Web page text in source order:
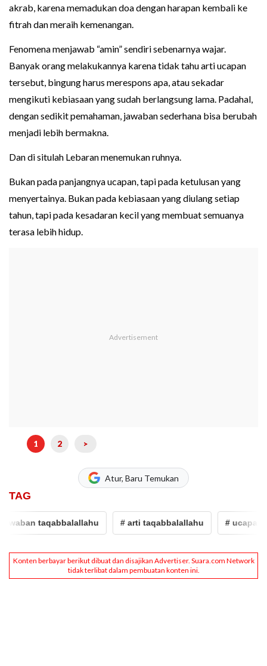
akrab, karena memadukan doa dengan harapan kembali ke
fitrah dan meraih kemenangan.
Fenomena menjawab “amin” sendiri sebenarnya wajar.
Banyak orang melakukannya karena tidak tahu arti ucapan
tersebut, bingung harus merespons apa, atau sekadar
mengikuti kebiasaan yang sudah berlangsung lama. Padahal,
dengan sedikit pemahaman, jawaban sederhana bisa berubah
menjadi lebih bermakna.
Dan di situlah Lebaran menemukan ruhnya.
Bukan pada panjangnya ucapan, tapi pada ketulusan yang
menyertainya. Bukan pada kebiasaan yang diulang setiap
tahun, tapi pada kesadaran kecil yang membuat semuanya
terasa lebih hidup.
1 2 >
Atur, Baru Temukan
TAG
taqabbalallahu # arti taqabbalallahu # ucapan